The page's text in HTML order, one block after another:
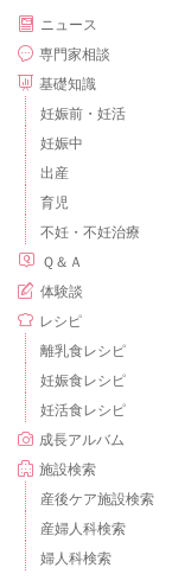
ニュース
専門家相談
基礎知識
妊娠前・妊活
妊娠中
出産
育児
不妊・不妊治療
Ｑ＆Ａ
体験談
レシピ
離乳食レシピ
妊娠食レシピ
妊活食レシピ
成長アルバム
施設検索
産後ケア施設検索
産婦人科検索
婦人科検索